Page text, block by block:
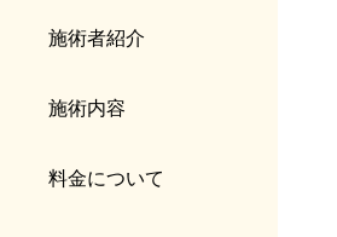
施術者紹介
施術内容
料金について